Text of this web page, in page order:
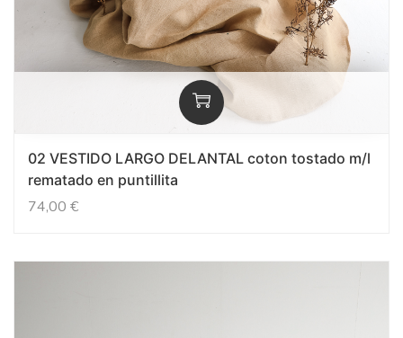
02 VESTIDO LARGO DELANTAL coton tostado m/l
rematado en puntillita
74,00 €